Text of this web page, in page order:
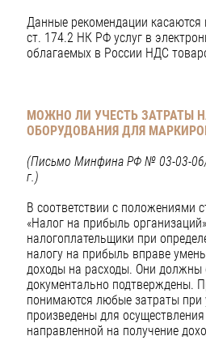
Данные рекомендации касаются
ст. 174.2 НК РФ услуг в
облагаемых в России НДС
МОЖНО ЛИ УЧЕСТЬ ЗАТРАТЫ
ОБОРУДОВАНИЯ ДЛЯ
(Письмо Минфина РФ № 03-03-
г.)
В соответствии с положениями
«Налог на прибыль
налогоплательщики при
налогу на прибыль вправе
доходы на расходы. Они должны
документально подтверждены.
понимаются любые затраты при
произведены для
направленной на получение